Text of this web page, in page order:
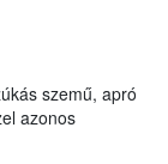
szemű, apró
azonos